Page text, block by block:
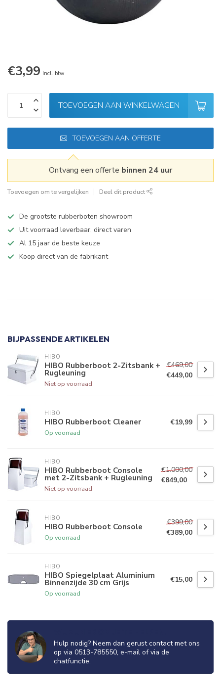
€3,99 Incl. btw
TOEVOEGEN AAN WINKELWAGEN
TOEVOEGEN AAN OFFERTE
Ontvang een offerte binnen 24 uur
Toevoegen om te vergelijken Deel dit product
De grootste rubberboten showroom
Uit voorraad leverbaar, direct varen
Al 15 jaar de beste keuze
Koop direct van de fabrikant
BIJPASSENDE ARTIKELEN
HIBO
HIBO Rubberboot 2-Zitsbank +
Rugleuning
Niet op voorraad
€469,00
€449,00
HIBO
HIBO Rubberboot Cleaner
Op voorraad
€19,99
HIBO
HIBO Rubberboot Console
met 2-Zitsbank + Rugleuning
Niet op voorraad
€1.000,00
€849,00
HIBO
HIBO Rubberboot Console
Op voorraad
€399,00
€389,00
HIBO
HIBO Spiegelplaat Aluminium
Binnenzijde 30 cm Grijs
Op voorraad
€15,00
Hulp nodig? Neem dan gerust contact met ons
op via 0513-785550, e-mail of via de
chatfunctie.